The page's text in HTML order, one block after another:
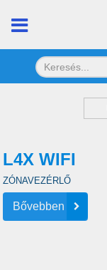
L4X WIFI
ZÓNAVEZÉRLŐ
Bővebben